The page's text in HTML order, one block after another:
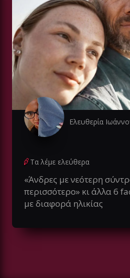
Ελευθερία
Τα λέμε ελεύθερα
«Άνδρες με νεότερη
περισσότερο» κι άλλα 6
με διαφορά ηλικίας